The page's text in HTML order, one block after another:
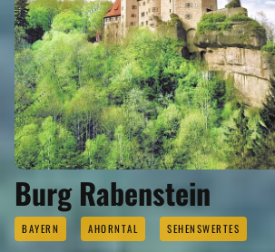
Burg Rabenstein
BAYERN AHORNTAL SEHENSWERTES